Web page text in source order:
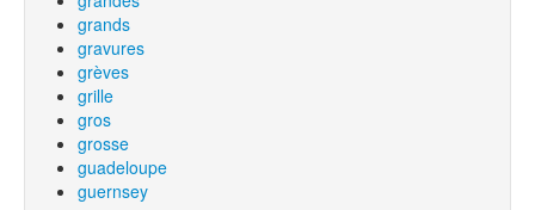
grands
gravures
grèves
grille
gros
grosse
guadeloupe
guernsey